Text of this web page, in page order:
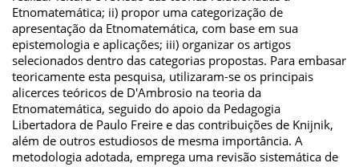
Etnomatemática; ii) propor uma categorização de
apresentação da Etnomatemática, com base em sua
epistemologia e aplicações; iii) organizar os artigos
selecionados dentro das categorias propostas. Para embasar
teoricamente esta pesquisa, utilizaram-se os principais
alicerces teóricos de D'Ambrosio na teoria da
Etnomatemática, seguido do apoio da Pedagogia
Libertadora de Paulo Freire e das contribuições de Knijnik,
além de outros estudiosos de mesma importância. A
metodologia adotada, emprega uma revisão sistemática de